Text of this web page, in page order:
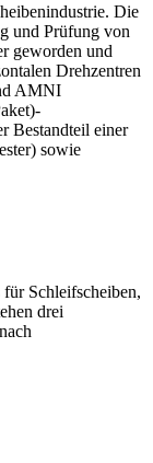
Die
und Prüfung von
geworden und
Drehzentren
AMNI
Bestandteil einer
sowie
Schleifscheiben,
drei